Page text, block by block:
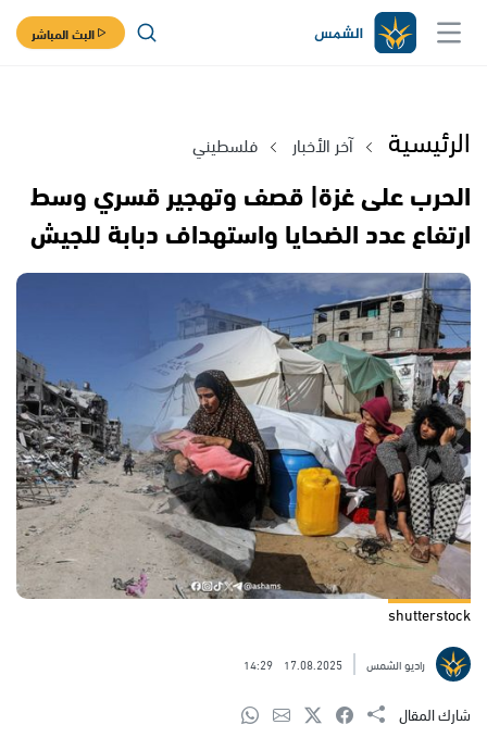
البث المباشر
الرئيسية آخر الأخبار فلسطيني
الحرب على غزة| قصف وتهجير قسري وسط
ارتفاع عدد الضحايا واستهداف دبابة للجيش
shutterstock
راديو الشمس 17.08.2025
14:29
شارك المقال